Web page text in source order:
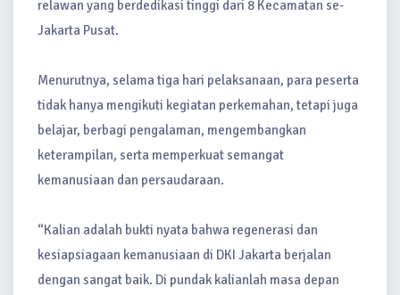
relawan yang berdedikasi tinggi dari 8 Kecamatan se-
Jakarta Pusat.
Menurutnya, selama tiga hari pelaksanaan, para peserta
tidak hanya mengikuti kegiatan perkemahan, tetapi juga
belajar, berbagi pengalaman, mengembangkan
keterampilan, serta memperkuat semangat
kemanusiaan dan persaudaraan.
“Kalian adalah bukti nyata bahwa regenerasi dan
kesiapsiagaan kemanusiaan di DKI Jakarta berjalan
dengan sangat baik. Di pundak kalianlah masa depan